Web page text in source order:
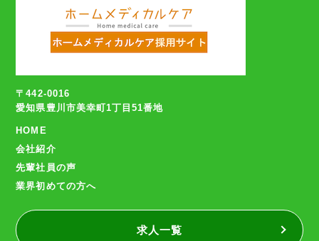
〒442-0016
愛知県豊川市美幸町1丁目51番地
HOME
会社紹介
先輩社員の声
業界初めての方へ
求人一覧